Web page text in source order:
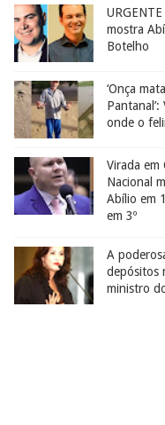
mostra
Botelho
‘Onça
onde o
Virada em
Nacional
Abílio em
em 3º
A
depósitos
ministro